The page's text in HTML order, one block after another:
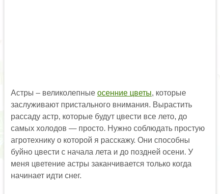
Астры – великолепные осенние цветы, которые
заслуживают пристального внимания. Вырастить
рассаду астр, которые будут цвести все лето, до
самых холодов — просто. Нужно соблюдать простую
агротехнику о которой я расскажу. Они способны
буйно цвести с начала лета и до поздней осени. У
меня цветение астры заканчивается только когда
начинает идти снег.